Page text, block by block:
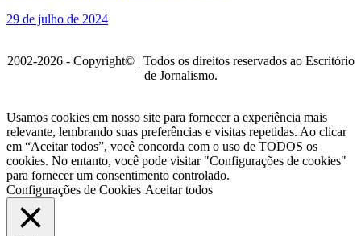
29 de julho de 2024
2002-2026 - Copyright© | Todos os direitos reservados ao Escritório
de Jornalismo.
Usamos cookies em nosso site para fornecer a experiência mais
relevante, lembrando suas preferências e visitas repetidas. Ao clicar
em “Aceitar todos”, você concorda com o uso de TODOS os
cookies. No entanto, você pode visitar "Configurações de cookies"
para fornecer um consentimento controlado.
Configurações de Cookies Aceitar todos